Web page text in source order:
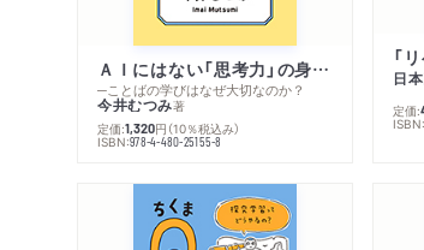
ＡＩにはない「思考力」の身につけ方
─ことばの学びはなぜ大切なのか？
今井むつみ著
定価:1,320円 （10％税込み）
ISBN:978-4-480-25155-8
日
定価: